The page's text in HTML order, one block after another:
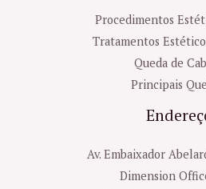
Procedimentos
Tratamentos
Queda de
Principais
Av. Embaixador
Dimension